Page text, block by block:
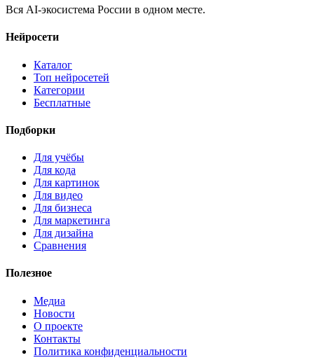
Вся AI-экосистема России в одном месте.
Нейросети
Каталог
Топ нейросетей
Категории
Бесплатные
Подборки
Для учёбы
Для кода
Для картинок
Для видео
Для бизнеса
Для маркетинга
Для дизайна
Сравнения
Полезное
Медиа
Новости
О проекте
Контакты
Политика конфиденциальности